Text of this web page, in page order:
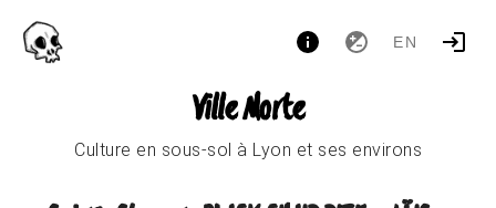
EN
Ville Morte
Culture en sous-sol à Lyon et ses environs